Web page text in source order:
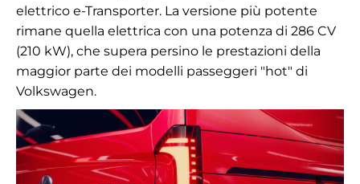
elettrico e-Transporter. La versione più potente
rimane quella elettrica con una potenza di 286 CV
(210 kW), che supera persino le prestazioni della
maggior parte dei modelli passeggeri "hot" di
Volkswagen.